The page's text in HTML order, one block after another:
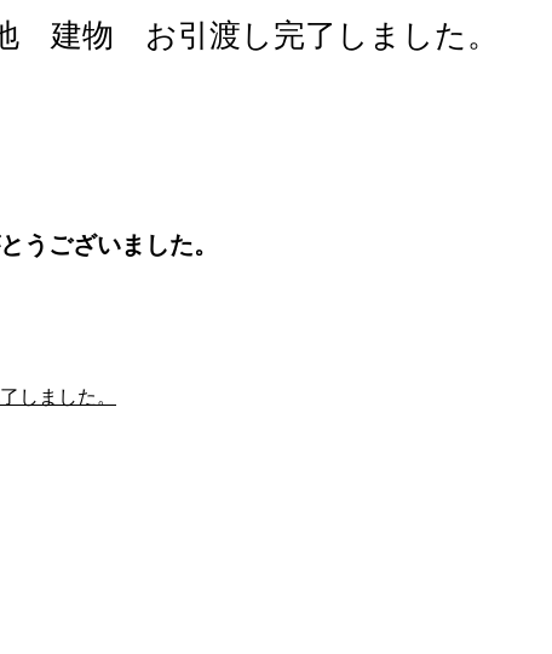
建物 お引渡し完了しました。
うございました。
ました。